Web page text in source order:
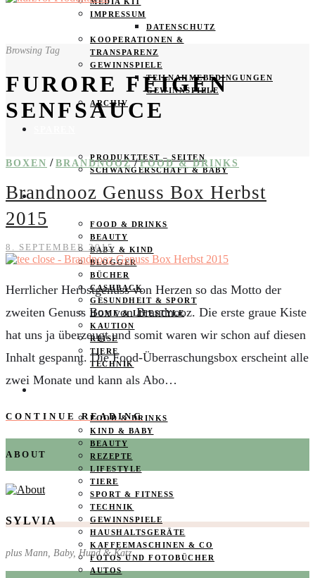
IMPRESSUM
DATENSCHUTZ
KOOPERATIONEN &
TRANSPARENZ
GEWINNSPIELE
TEILNAHMEBEDINGUNGEN
GEWINNSPIELE
ARCHIV
PRODUKTTEST – SEITEN
SCHWANGERSCHAFT & BABY
PRODUKTTESTER GESUCHT
FOOD & DRINKS
BEAUTY
BABY & KIND
BLOGGER
BÜCHER
CASHBACK
GESUNDHEIT & SPORT
HOME & LIFESTYLE
KAUTION
REISE
TIERE
TECHNIK
FOOD & DRINKS
KIND & BABY
BEAUTY
REZEPTE
LIFESTYLE
TIERE
SPORT & FITNESS
TECHNIK
GEWINNSPIELE
HAUSHALTSGERÄTE
KAFFEEMASCHINEN & CO
FOTOS UND FOTOBÜCHER
AUTOS
Browsing Tag
FURORE FEIGEN
SENFSAUCE
BOXEN / BRANDNOOZ / FOOD & DRINKS
Brandnooz Genuss Box Herbst
2015
8. SEPTEMBER 2015
Herrlicher Herbstgenuss von Herzen so das Motto der
zweiten Genuss Box von Brandnooz. Die erste graue Kiste
hat uns ja überzeugt und somit waren wir schon auf diesen
Inhalt gespannt. Die Food-Überraschungsbox erscheint alle
zwei Monate und kann als Abo…
CONTINUE READING
ABOUT
SYLVIA
plus Mann, Baby, Hund & Katz